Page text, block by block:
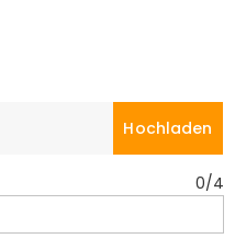
Hochladen
0/4